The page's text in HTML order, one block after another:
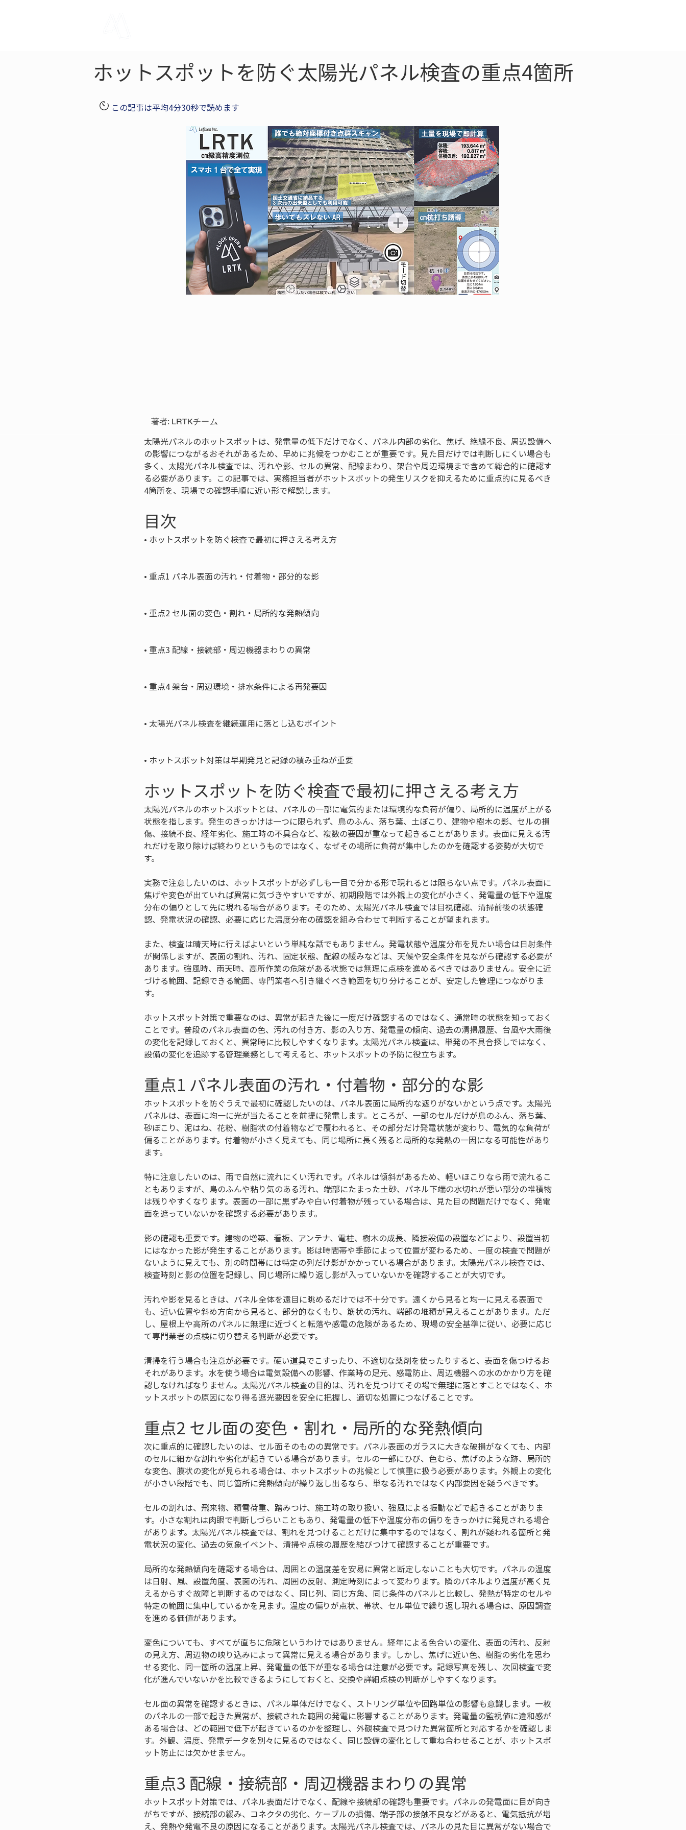
ホットスポットを防ぐ太陽光パネル検査の重点4箇所
この記事は平均4分30秒で読めます
著者: LRTKチーム
太陽光パネルのホットスポットは、発電量の低下だけでなく、パネル内部の劣化、焦げ、絶縁不良、周辺設備へ
の影響につながるおそれがあるため、早めに兆候をつかむことが重要です。見た目だけでは判断しにくい場合も
多く、太陽光パネル検査では、汚れや影、セルの異常、配線まわり、架台や周辺環境まで含めて総合的に確認す
る必要があります。この記事では、実務担当者がホットスポットの発生リスクを抑えるために重点的に見るべき
4箇所を、現場での確認手順に近い形で解説します。
目次
• ホットスポットを防ぐ検査で最初に押さえる考え方
• 重点1 パネル表面の汚れ・付着物・部分的な影
• 重点2 セル面の変色・割れ・局所的な発熱傾向
• 重点3 配線・接続部・周辺機器まわりの異常
• 重点4 架台・周辺環境・排水条件による再発要因
• 太陽光パネル検査を継続運用に落とし込むポイント
• ホットスポット対策は早期発見と記録の積み重ねが重要
ホットスポットを防ぐ検査で最初に押さえる考え方
太陽光パネルのホットスポットとは、パネルの一部に電気的または環境的な負荷が偏り、局所的に温度が上がる
状態を指します。発生のきっかけは一つに限られず、鳥のふん、落ち葉、土ぼこり、建物や樹木の影、セルの損
傷、接続不良、経年劣化、施工時の不具合など、複数の要因が重なって起きることがあります。表面に見える汚
れだけを取り除けば終わりというものではなく、なぜその場所に負荷が集中したのかを確認する姿勢が大切で
す。
実務で注意したいのは、ホットスポットが必ずしも一目で分かる形で現れるとは限らない点です。パネル表面に
焦げや変色が出ていれば異常に気づきやすいですが、初期段階では外観上の変化が小さく、発電量の低下や温度
分布の偏りとして先に現れる場合があります。そのため、太陽光パネル検査では目視確認、清掃前後の状態確
認、発電状況の確認、必要に応じた温度分布の確認を組み合わせて判断することが望まれます。
また、検査は晴天時に行えばよいという単純な話でもありません。発電状態や温度分布を見たい場合は日射条件
が関係しますが、表面の割れ、汚れ、固定状態、配線の緩みなどは、天候や安全条件を見ながら確認する必要が
あります。強風時、雨天時、高所作業の危険がある状態では無理に点検を進めるべきではありません。安全に近
づける範囲、記録できる範囲、専門業者へ引き継ぐべき範囲を切り分けることが、安定した管理につながりま
す。
ホットスポット対策で重要なのは、異常が起きた後に一度だけ確認するのではなく、通常時の状態を知っておく
ことです。普段のパネル表面の色、汚れの付き方、影の入り方、発電量の傾向、過去の清掃履歴、台風や大雨後
の変化を記録しておくと、異常時に比較しやすくなります。太陽光パネル検査は、単発の不具合探しではなく、
設備の変化を追跡する管理業務として考えると、ホットスポットの予防に役立ちます。
重点1 パネル表面の汚れ・付着物・部分的な影
ホットスポットを防ぐうえで最初に確認したいのは、パネル表面に局所的な遮りがないかという点です。太陽光
パネルは、表面に均一に光が当たることを前提に発電します。ところが、一部のセルだけが鳥のふん、落ち葉、
砂ぼこり、泥はね、花粉、樹脂状の付着物などで覆われると、その部分だけ発電状態が変わり、電気的な負荷が
偏ることがあります。付着物が小さく見えても、同じ場所に長く残ると局所的な発熱の一因になる可能性があり
ます。
特に注意したいのは、雨で自然に流れにくい汚れです。パネルは傾斜があるため、軽いほこりなら雨で流れるこ
ともありますが、鳥のふんや粘り気のある汚れ、端部にたまった土砂、パネル下端の水切れが悪い部分の堆積物
は残りやすくなります。表面の一部に黒ずみや白い付着物が残っている場合は、見た目の問題だけでなく、発電
面を遮っていないかを確認する必要があります。
影の確認も重要です。建物の増築、看板、アンテナ、電柱、樹木の成長、隣接設備の設置などにより、設置当初
にはなかった影が発生することがあります。影は時間帯や季節によって位置が変わるため、一度の検査で問題が
ないように見えても、別の時間帯には特定の列だけ影がかかっている場合があります。太陽光パネル検査では、
検査時刻と影の位置を記録し、同じ場所に繰り返し影が入っていないかを確認することが大切です。
汚れや影を見るときは、パネル全体を遠目に眺めるだけでは不十分です。遠くから見ると均一に見える表面で
も、近い位置や斜め方向から見ると、部分的なくもり、筋状の汚れ、端部の堆積が見えることがあります。ただ
し、屋根上や高所のパネルに無理に近づくと転落や感電の危険があるため、現場の安全基準に従い、必要に応じ
て専門業者の点検に切り替える判断が必要です。
清掃を行う場合も注意が必要です。硬い道具でこすったり、不適切な薬剤を使ったりすると、表面を傷つけるお
それがあります。水を使う場合は電気設備への影響、作業時の足元、感電防止、周辺機器への水のかかり方を確
認しなければなりません。太陽光パネル検査の目的は、汚れを見つけてその場で無理に落とすことではなく、ホ
ットスポットの原因になり得る遮光要因を安全に把握し、適切な処置につなげることです。
重点2 セル面の変色・割れ・局所的な発熱傾向
次に重点的に確認したいのは、セル面そのものの異常です。パネル表面のガラスに大きな破損がなくても、内部
のセルに細かな割れや劣化が起きている場合があります。セルの一部にひび、色むら、焦げのような跡、局所的
な変色、膜状の変化が見られる場合は、ホットスポットの兆候として慎重に扱う必要があります。外観上の変化
が小さい段階でも、同じ箇所に発熱傾向が繰り返し出るなら、単なる汚れではなく内部要因を疑うべきです。
セルの割れは、飛来物、積雪荷重、踏みつけ、施工時の取り扱い、強風による振動などで起きることがありま
す。小さな割れは肉眼で判断しづらいこともあり、発電量の低下や温度分布の偏りをきっかけに発見される場合
があります。太陽光パネル検査では、割れを見つけることだけに集中するのではなく、割れが疑われる箇所と発
電状況の変化、過去の気象イベント、清掃や点検の履歴を結びつけて確認することが重要です。
局所的な発熱傾向を確認する場合は、周囲との温度差を安易に異常と断定しないことも大切です。パネルの温度
は日射、風、設置角度、表面の汚れ、周囲の反射、測定時刻によって変わります。隣のパネルより温度が高く見
えるからすぐ故障と判断するのではなく、同じ列、同じ方角、同じ条件のパネルと比較し、発熱が特定のセルや
特定の範囲に集中しているかを見ます。温度の偏りが点状、帯状、セル単位で繰り返し現れる場合は、原因調査
を進める価値があります。
変色についても、すべてが直ちに危険というわけではありません。経年による色合いの変化、表面の汚れ、反射
の見え方、周辺物の映り込みによって異常に見える場合があります。しかし、焦げに近い色、樹脂の劣化を思わ
せる変化、同一箇所の温度上昇、発電量の低下が重なる場合は注意が必要です。記録写真を残し、次回検査で変
化が進んでいないかを比較できるようにしておくと、交換や詳細点検の判断がしやすくなります。
セル面の異常を確認するときは、パネル単体だけでなく、ストリング単位や回路単位の影響も意識します。一枚
のパネルの一部で起きた異常が、接続された範囲の発電に影響することがあります。発電量の監視値に違和感が
ある場合は、どの範囲で低下が起きているのかを整理し、外観検査で見つけた異常箇所と対応するかを確認しま
す。外観、温度、発電データを別々に見るのではなく、同じ設備の変化として重ね合わせることが、ホットスポ
ット防止には欠かせません。
重点3 配線・接続部・周辺機器まわりの異常
ホットスポット対策では、パネル表面だけでなく、配線や接続部の確認も重要です。パネルの発電面に目が向き
がちですが、接続部の緩み、コネクタの劣化、ケーブルの損傷、端子部の接触不良などがあると、電気抵抗が増
え、発熱や発電不良の原因になることがあります。太陽光パネル検査では、パネルの見た目に異常がない場合で